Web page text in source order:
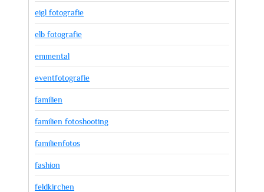
eigl fotografie
elb fotografie
emmental
eventfotografie
familien
familien fotoshooting
familienfotos
fashion
feldkirchen